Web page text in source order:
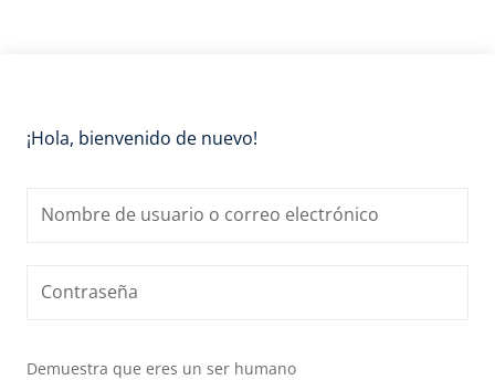
¡Hola, bienvenido de nuevo!
Demuestra que eres un ser humano